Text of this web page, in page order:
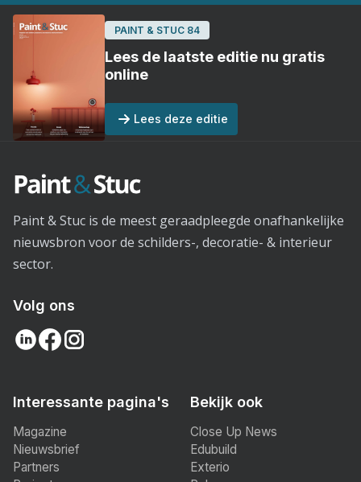
PAINT & STUC 84
Lees de laatste editie nu gratis
online
Lees deze editie
Paint & Stuc is de meest geraadpleegde onafhankelijke
nieuwsbron voor de schilders-, decoratie- & interieur
sector.
Volg ons
Interessante pagina's
Magazine
Nieuwsbrief
Partners
Bekijk ook
Close Up News
Edubuild
Exterio